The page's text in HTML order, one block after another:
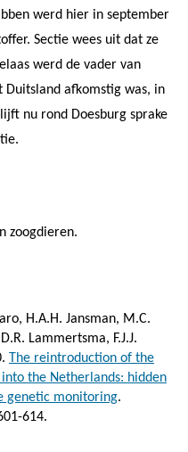
werd hier in september
Sectie wees uit dat ze
werd de vader van
afkomstig was, in
nu rond Doesburg sprake
zoogdieren.
H.A.H. Jansman, M.C.
Lammertsma, F.J.J.
The reintroduction of the
the Netherlands: hidden
genetic monitoring.
614.